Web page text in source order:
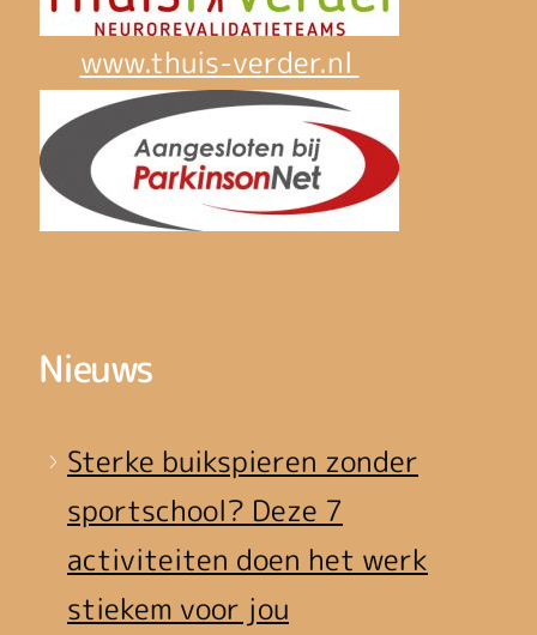
www.thuis-verder.nl
Nieuws
Sterke buikspieren zonder
sportschool? Deze 7
activiteiten doen het werk
stiekem voor jou